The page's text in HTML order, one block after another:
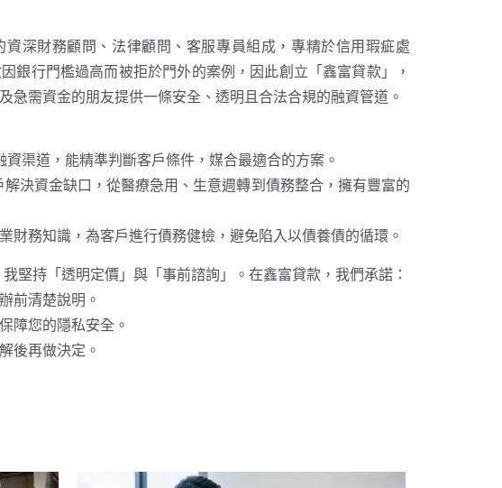
深財務顧問、法律顧問、客服專員組成，專精於信用瑕疵處
銀行門檻過高而被拒於門外的案例，因此創立「鑫富貸款」，
急需資金的朋友提供一條安全、透明且合法合規的融資管道。
渠道，能精準判斷客戶條件，媒合最適合的方案。
決資金缺口，從醫療急用、生意週轉到債務整合，擁有豐富的
財務知識，為客戶進行債務健檢，避免陷入以債養債的循環。
堅持「透明定價」與「事前諮詢」。在鑫富貸款，我們承諾：
前清楚說明。
障您的隱私安全。
後再做決定。